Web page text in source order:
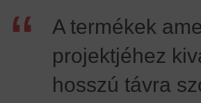
“
A termékek
projektjéhez
hosszú távra